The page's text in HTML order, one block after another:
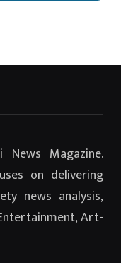
Magazine.
on delivering
news analysis,
Art-